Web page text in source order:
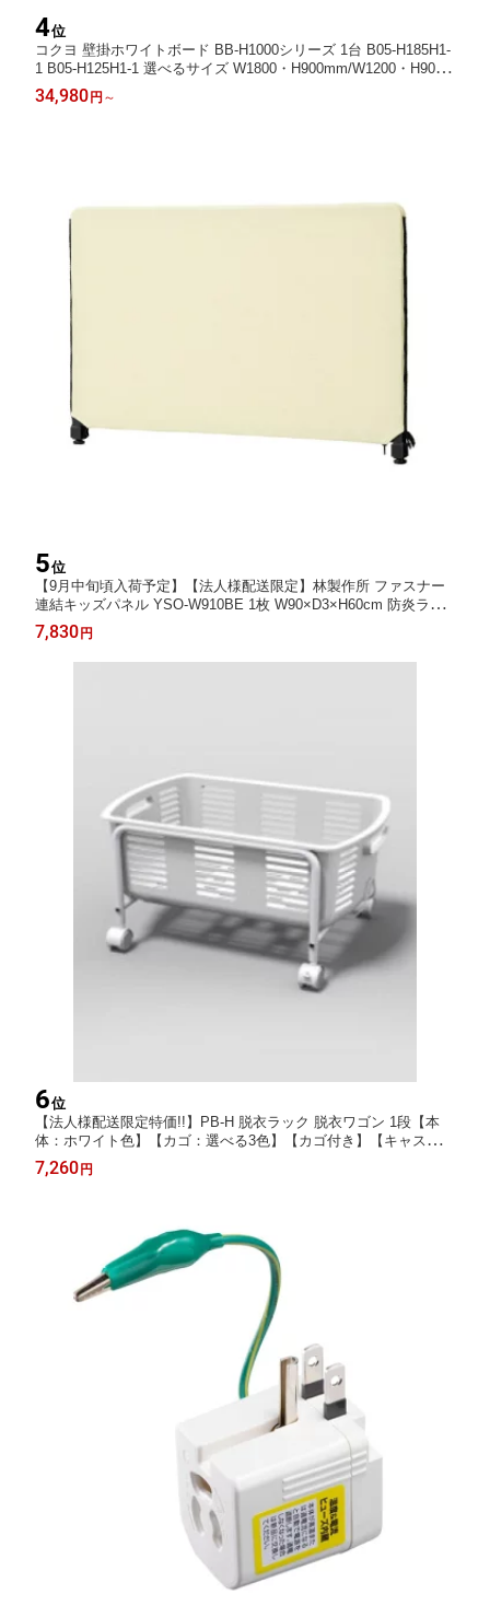
4位
コクヨ 壁掛ホワイトボード BB-H1000シリーズ 1台 B05-H185H1-
1 B05-H125H1-1 選べるサイズ W1800・H900mm/W1200・H900m
m 板面仕様:ホーロー マーカートレー付 オフィス,SOHO,会議室,
セミナールーム,学習塾向け
34,980 円 ～
5位
【9月中旬頃入荷予定】【法人様配送限定】林製作所 ファスナー
連結キッズパネル YSO-W910BE 1枚 W90×D3×H60cm 防炎ラベ
ル認可製品 お客様組立
7,830 円
6位
【法人様配送限定特価!!】PB-H 脱衣ラック 脱衣ワゴン 1段【本
体：ホワイト色】【カゴ：選べる3色】【カゴ付き】【キャスター
付】【お客様組立】医療,福祉施設,病院,医院,診療所,洗濯かご.ラ
ンドリーボックス向け
7,260 円